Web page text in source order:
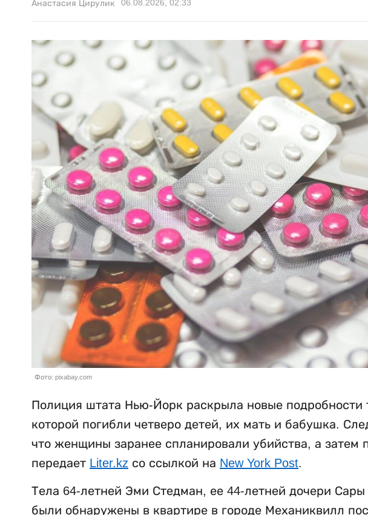
Анастасия Цирулик 06.08.2026, 02:33
Фото: pixabay.com
Полиция штата Нью-Йорк раскрыла новые подробности
которой погибли четверо детей, их мать и бабушка.
что женщины заранее спланировали убийства, а затем
передает Liter.kz со ссылкой на New York Post.
Тела 64-летней Эми Стедман, ее 44-летней дочери
были обнаружены в квартире в городе Механиквилл